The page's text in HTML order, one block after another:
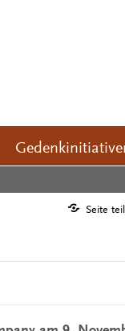
Seite